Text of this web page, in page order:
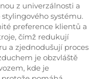
z univerzálnosti a
systému.
preference klientů a
čímž redukují
a zjednodušují proces
je obzvláště
kde je